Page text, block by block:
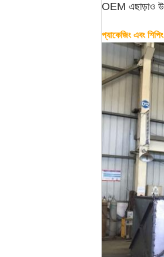
OEM এছাড়াও
প্যাকেজিং এবং শিপিং